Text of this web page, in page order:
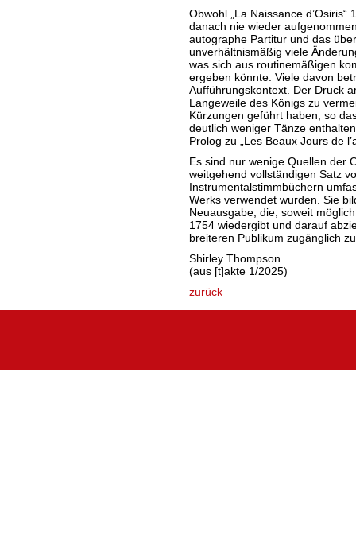
Obwohl „La Naissance
danach nie wieder
autographe Partitur und das
unverhältnismäßig viele
was sich aus routinemäßigen
ergeben könnte. Viele davon
Aufführungskontext. Der Druck
Langeweile des Königs zu
Kürzungen geführt haben, so
deutlich weniger Tänze
Prolog zu „Les Beaux Jours de
Es sind nur wenige Quellen der
weitgehend vollständigen Satz
Instrumentalstimmbüchern
Werks verwendet wurden. Sie
Neuausgabe, die, soweit
1754 wiedergibt und darauf
breiteren Publikum zugänglich
Shirley Thompson
(aus [t]akte 1/2025)
zurück